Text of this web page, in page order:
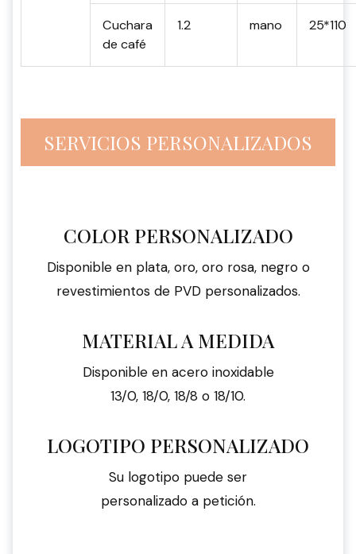
Cuchara
de café
1.2 mano 25*110
SERVICIOS PERSONALIZADOS
COLOR PERSONALIZADO
Disponible en plata, oro, oro rosa, negro o
revestimientos de PVD personalizados.
MATERIAL A MEDIDA
Disponible en acero inoxidable
13/0, 18/0, 18/8 o 18/10.
LOGOTIPO PERSONALIZADO
Su logotipo puede ser
personalizado a petición.